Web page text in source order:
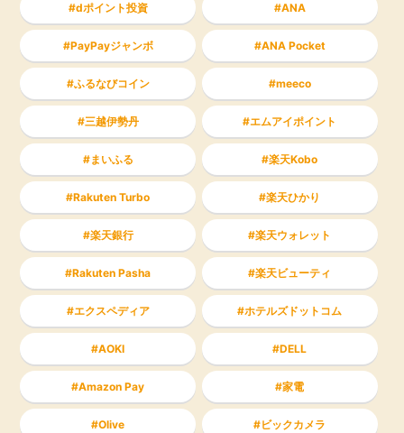
dポイント投資 ANA
PayPayジャンボ ANA Pocket
ふるなびコイン meeco
三越伊勢丹 エムアイポイント
まいふる 楽天Kobo
Rakuten Turbo 楽天ひかり
楽天銀行 楽天ウォレット
Rakuten Pasha 楽天ビューティ
エクスペディア ホテルズドットコム
AOKI DELL
Amazon Pay 家電
Olive ビックカメラ